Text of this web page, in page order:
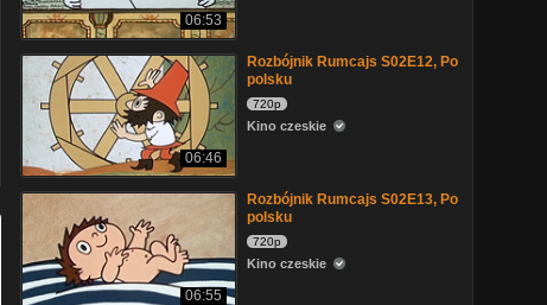
06:53
06:46
Rozbójnik Rumcajs S02E12, Po
polsku
720p
Kino czeskie
06:55
Rozbójnik Rumcajs S02E13, Po
polsku
720p
Kino czeskie